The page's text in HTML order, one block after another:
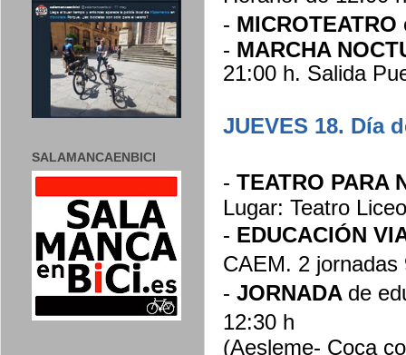
- MICROTEATRO
- MARCHA
21:00 h. Salida
JUEVES 18. Día
- TEATRO PARA
Lugar: Teatro
- EDUCACIÓN
CAEM. 2 jornadas
- JORNADA de
12:30 h
(Aesleme- Coca
SALAMANCAENBICI